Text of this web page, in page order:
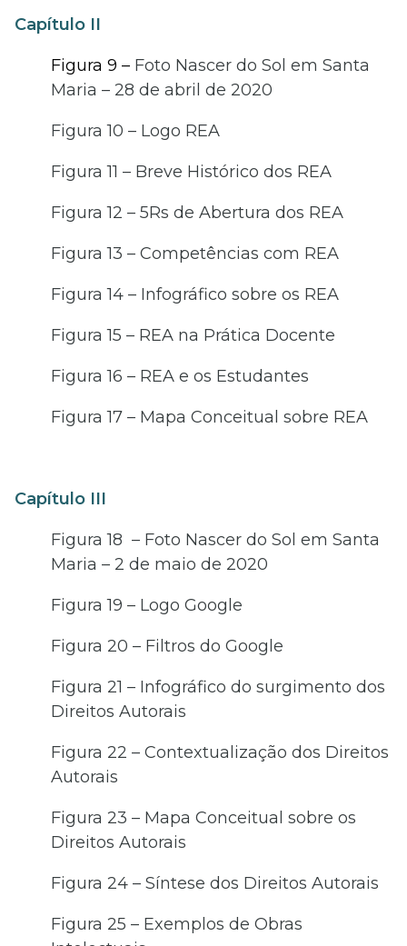
Capítulo II
Figura 9 – Foto Nascer do Sol em Santa
Maria – 28 de abril de 2020
Figura 10 – Logo REA
Figura 11 – Breve Histórico dos REA
Figura 12 – 5Rs de Abertura dos REA
Figura 13 – Competências com REA
Figura 14 – Infográfico sobre os REA
Figura 15 – REA na Prática Docente
Figura 16 – REA e os Estudantes
Figura 17 – Mapa Conceitual sobre REA
Capítulo III
Figura 18 – Foto Nascer do Sol em Santa
Maria – 2 de maio de 2020
Figura 19 – Logo Google
Figura 20 – Filtros do Google
Figura 21 – Infográfico do surgimento dos
Direitos Autorais
Figura 22 – Contextualização dos Direitos
Autorais
Figura 23 – Mapa Conceitual sobre os
Direitos Autorais
Figura 24 – Síntese dos Direitos Autorais
Figura 25 – Exemplos de Obras